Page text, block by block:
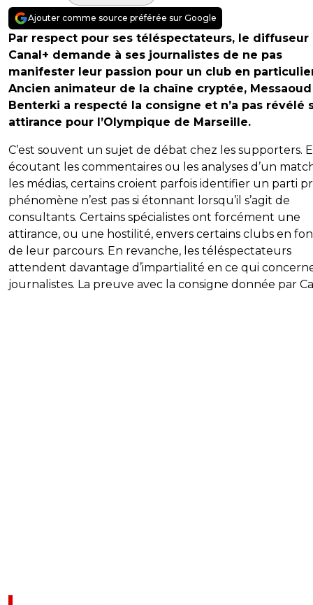
Ajouter comme source préférée sur Google
Par respect pour ses téléspectateurs, le diffuseur
Canal+ demande à ses journalistes de ne pas
manifester leur passion pour un club en
Ancien animateur de la chaîne cryptée, Messaoud
Benterki a respecté la consigne et n’a pas révélé
attirance pour l’Olympique de Marseille.
C’est souvent un sujet de débat chez les supporters.
écoutant les commentaires ou les analyses d’un
les médias, certains croient parfois identifier un parti
phénomène n’est pas si étonnant lorsqu’il s’agit de
consultants. Certains spécialistes ont forcément une
attirance, ou une hostilité, envers certains clubs en
de leur parcours. En revanche, les téléspectateurs
attendent davantage d’impartialité en ce qui
journalistes. La preuve avec la consigne donnée par